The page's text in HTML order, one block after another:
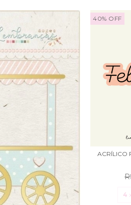
40% OFF
ACRÍLICO
4